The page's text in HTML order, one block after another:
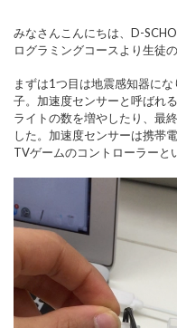
みなさんこんにちは、D-
ログラミングコースより生徒
まずは1つ目は地震感知器に
子。加速度センサーと呼ばれ
ライトの数を増やしたり、最
した。加速度センサーは携帯
TVゲームのコントローラーと